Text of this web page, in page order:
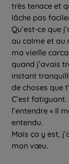
très tenace et
lâche pas
Qu’est-ce que
au calme et au
ma vieille
quand j’avais
instant
de choses que
C’est
l’entendre « Il
entendu.
Mais ça y est,
mon vœu.